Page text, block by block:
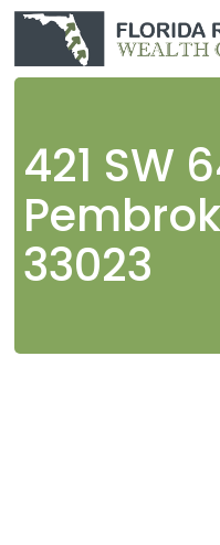
Skip
to
content
421 SW
33023